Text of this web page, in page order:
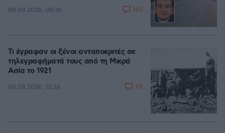
08.08.2026, 08:36 160
Τι έγραφαν οι ξένοι ανταποκριτές σε
τηλεγραφήματά τους από τη Μικρά
Ασία το 1921
08.08.2026, 10:26 20